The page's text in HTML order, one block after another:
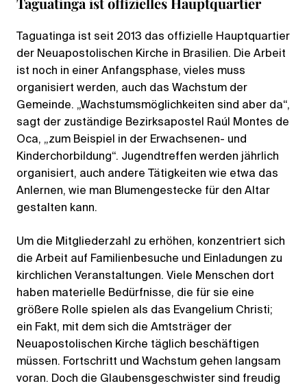
Taguatinga ist seit 2013 das offizielle Hauptquartier
der Neuapostolischen Kirche in Brasilien. Die Arbeit
ist noch in einer Anfangsphase, vieles muss
organisiert werden, auch das Wachstum der
Gemeinde. „Wachstumsmöglichkeiten sind aber da“,
sagt der zuständige Bezirksapostel Raúl Montes de
Oca, „zum Beispiel in der Erwachsenen- und
Kinderchorbildung“. Jugendtreffen werden jährlich
organisiert, auch andere Tätigkeiten wie etwa das
Anlernen, wie man Blumengestecke für den Altar
gestalten kann.
Um die Mitgliederzahl zu erhöhen, konzentriert sich
die Arbeit auf Familienbesuche und Einladungen zu
kirchlichen Veranstaltungen. Viele Menschen dort
haben materielle Bedürfnisse, die für sie eine
größere Rolle spielen als das Evangelium Christi;
ein Fakt, mit dem sich die Amtsträger der
Neuapostolischen Kirche täglich beschäftigen
müssen. Fortschritt und Wachstum gehen langsam
voran. Doch die Glaubensgeschwister sind freudig